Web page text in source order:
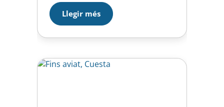
la Celia Vaquero dues jugadores
de Waterpolo de la Unió
Esportiva d’Horta.
Ahir diumenge 3 de juliol les
proclamar Campiones d’Europa,
Llegir més